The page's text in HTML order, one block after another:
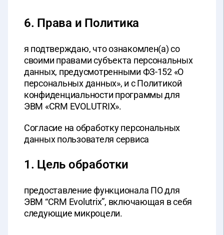
6. Права и Политика
я подтверждаю, что ознакомлен(а) со
своими правами субъекта персональных
данных, предусмотренными ФЗ-152 «О
персональных данных», и с Политикой
конфиденциальности программы для
ЭВМ «CRM EVOLUTRIX».
Согласие на обработку персональных
данных пользователя сервиса
1. Цель обработки
предоставление функционала ПО для
ЭВМ “CRM Evolutrix”, включающая в себя
следующие микроцели.